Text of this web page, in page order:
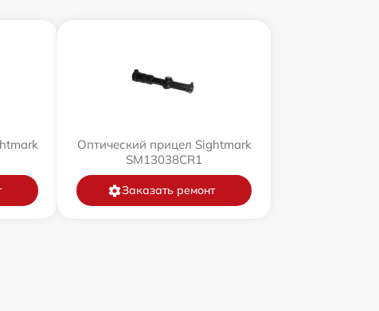
Оптический прицел Sightmark
SM13038CR1
Заказать ремонт